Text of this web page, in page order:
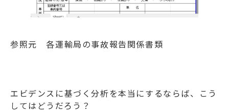
参照元 各運輸局の事故報告関係書類
エビデンスに基づく分析を本当にするならば、こう
してはどうだろう？